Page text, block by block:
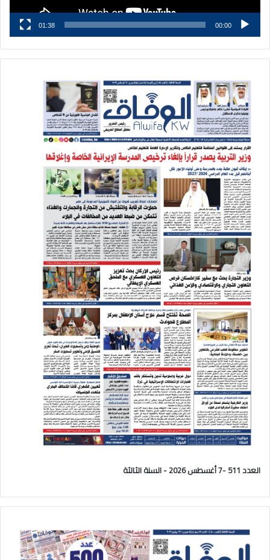
00:00
01:38
العدد 511 -7 أغسطس 2026 - السنة الثالثة